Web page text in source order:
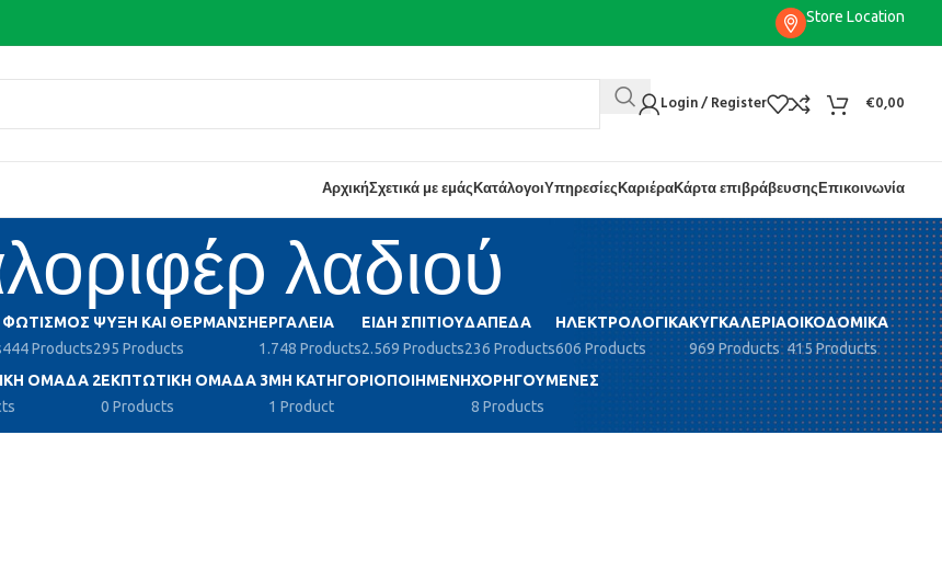
Store Location
Login / Register €0,00
ΑρχικήΣχετικά με εμάςΚατάλογοιΥπηρεσίεςΚαριέραΚάρτα επιβράβευσηςΕπικοινωνία
λαδιού
ΦΩΤΙΣΜΌΣ
444 Products
ΨΎΞΗ ΚΑΙ ΘΈΡΜΑΝΣΗ
295 Products
ΕΡΓΑΛΕΊΑ
1.748 Products
ΕΊΔΗ ΣΠΙΤΙΟΎ
2.569 Products
ΔΆΠΕΔΑ
236 Products
ΗΛΕΚΤΡΟΛΟΓΙΚΆ
606 Products
ΚΥΓΚΑΛΕΡΊΑ
969 Products
ΟΙΚΟΔΟΜΙΚΆ
415 Products
ΟΜΆΔΑ 2ΕΚΠΤΩΤΙΚΉ ΟΜΆΔΑ 3
0 Products
ΜΗ ΚΑΤΗΓΟΡΙΟΠΟΙΗΜΈΝΗ
1 Product
ΧΟΡΗΓΟΎΜΕΝΕΣ
8 Products